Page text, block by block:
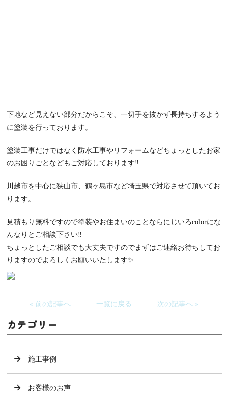
下地など見えない部分だからこそ、一切手を抜かず長持ちするよう
に塗装を行っております。
塗装工事だけではなく防水工事やリフォームなどちょっとしたお家
のお困りごとなどもご対応しております‼️
川越市を中心に狭山市、 鶴ヶ島市など埼玉県で対応させて頂いてお
ります。
見積もり無料ですので塗装やお住まいのことならにじいろcolorにな
んなりとご相談下さい‼️
ちょっとしたご相談でも大丈夫ですのでまずはご連絡お待ちしてお
りますのでよろしくお願いいたします✨
« 前の記事へ 一覧に戻る 次の記事へ »
カテゴリー
施工事例
お客様のお声